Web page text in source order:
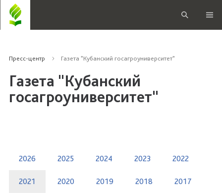
Пресс-центр Газета "Кубанский госагроуниверситет"
Газета "Кубанский
госагроуниверситет"
2026 2025 2024 2023 2022
2021 2020 2019 2018 2017